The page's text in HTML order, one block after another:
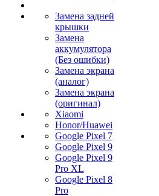
Замена задней
крышки
Замена
аккумулятора
(Без ошибки)
Замена экрана
(аналог)
Замена экрана
(оригинал)
Xiaomi
Honor/Huawei
Google Pixel 7
Google Pixel 9
Google Pixel 9
Pro XL
Google Pixel 8
Pro